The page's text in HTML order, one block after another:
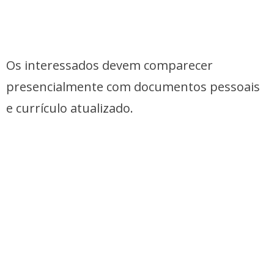
Os interessados devem comparecer
presencialmente com documentos pessoais
e currículo atualizado.